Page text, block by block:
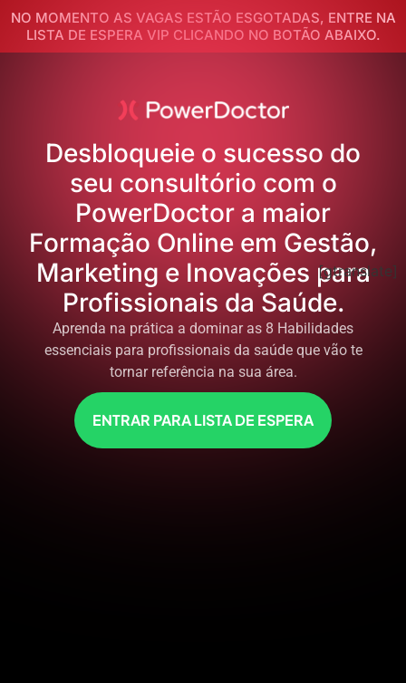
NO MOMENTO AS VAGAS ESTÃO ESGOTADAS, ENTRE NA
LISTA DE ESPERA VIP CLICANDO NO BOTÃO ABAIXO.
[gtranslate]
Desbloqueie o sucesso do
seu consultório com o
PowerDoctor a maior
Formação Online em Gestão,
Marketing e Inovações para
Profissionais da Saúde.
Aprenda na prática a dominar as 8 Habilidades
essenciais para profissionais da saúde que vão te
tornar referência na sua área.
ENTRAR PARA LISTA DE ESPERA